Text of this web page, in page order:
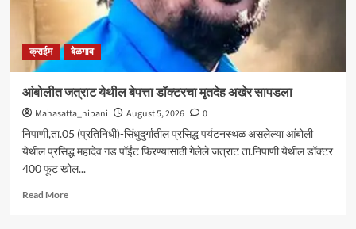
आंबेडकर
प्रमुख
उपस्थिती
क्राईम बेळगाव
आंबोलीत जत्राट येथील बेपत्ता डॉक्टरचा मृतदेह अखेर सापडला
Mahasatta_nipani August 5, 2026
0
निपाणी,ता.05 (प्रतिनिधी)-सिंधुदुर्गातील प्रसिद्ध पर्यटनस्थळ असलेल्या आंबोली
येथील प्रसिद्ध महादेव गड पॉईंट फिरण्यासाठी गेलेले जत्राट ता.निपाणी येथील डॉक्टर
400 फूट खोल...
Read MoreRead